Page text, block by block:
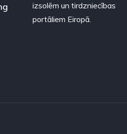
izsolēm un tirdzniecības
portāliem Eiropā.